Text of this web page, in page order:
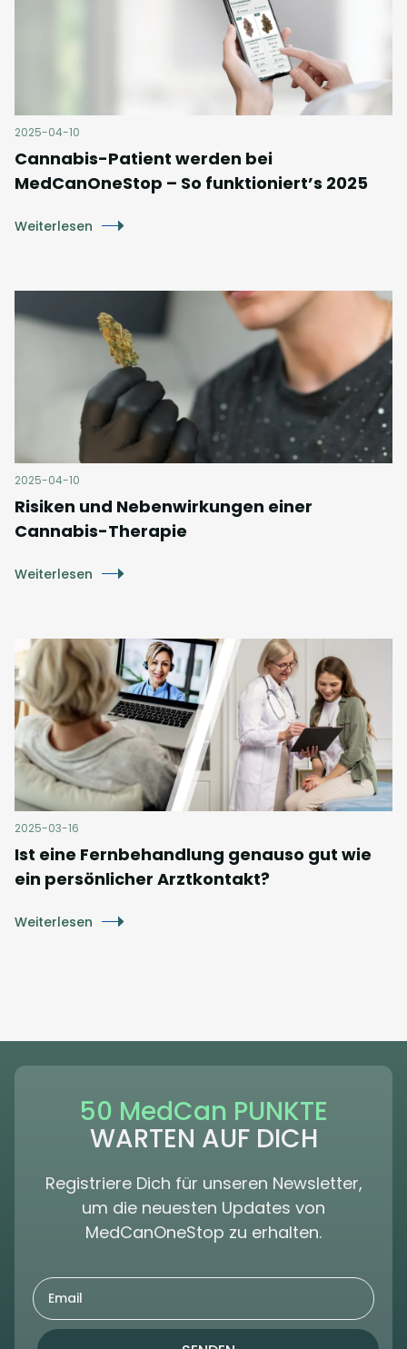
2025-04-10
Cannabis-Patient werden bei
MedCanOneStop – So funktioniert’s 2025
Weiterlesen
2025-04-10
Risiken und Nebenwirkungen einer
Cannabis-Therapie
Weiterlesen
2025-03-16
Ist eine Fernbehandlung genauso gut wie
ein persönlicher Arztkontakt?
Weiterlesen
50 MedCan PUNKTE
WARTEN AUF DICH
Registriere Dich für unseren Newsletter,
um die neuesten Updates von
MedCanOneStop zu erhalten.